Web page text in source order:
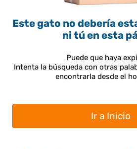
Este gato no debería
ni tú en esta
Puede que haya
Intenta la búsqueda con otras
encontrarla desde el
Ir a Inicio